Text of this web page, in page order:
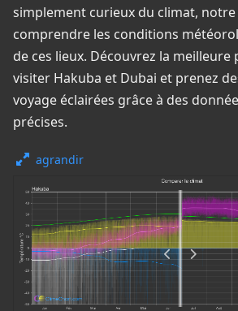
simplement curieux du climat,
comprendre les conditions
de ces lieux. Découvrez la
visiter Hakuba et Dubai et prenez
voyage éclairées grâce à des
précises.
agrandir